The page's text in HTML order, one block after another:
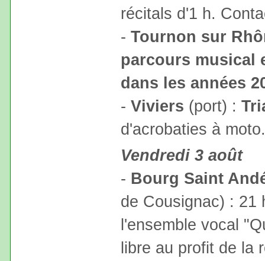
récitals d'1 h.
- Tournon sur
parcours musical
dans les années
- Viviers (port) :
d'acrobaties à
Vendredi 3 août
- Bourg Saint
de Cousignac) : 21
l'ensemble vocal
libre au profit de la